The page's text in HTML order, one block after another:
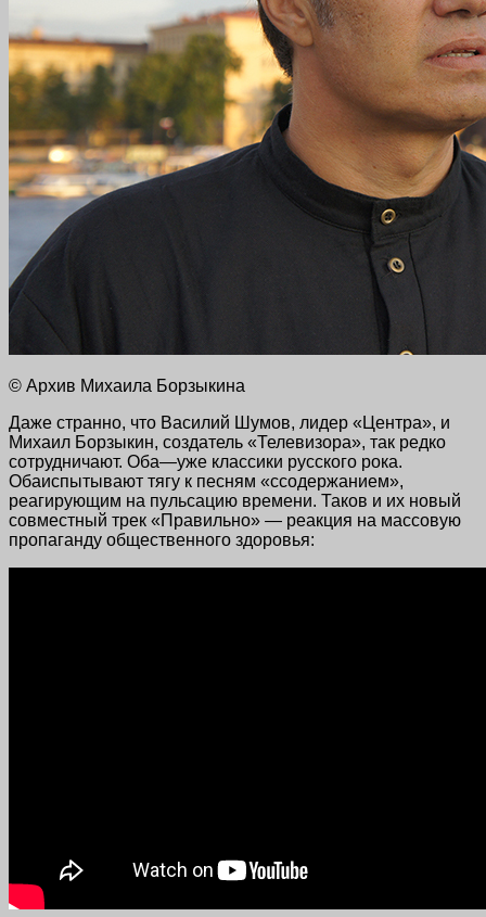
© Архив Михаила Борзыкина
Даже странно, что Василий Шумов, лидер «Центра», и
Михаил Борзыкин, создатель «Телевизора», так редко
сотрудничают. Оба—уже классики русского рока.
Обаиспытывают тягу к песням «ссодержанием»,
реагирующим на пульсацию времени. Таков и их новый
совместный трек «Правильно» — реакция на массовую
пропаганду общественного здоровья: